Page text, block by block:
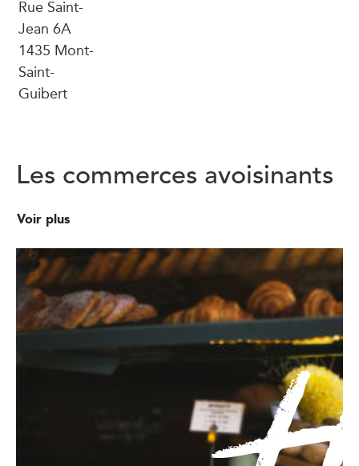
Rue Saint-
Jean 6A
1435 Mont-
Saint-
Guibert
Les commerces avoisinants
Voir plus